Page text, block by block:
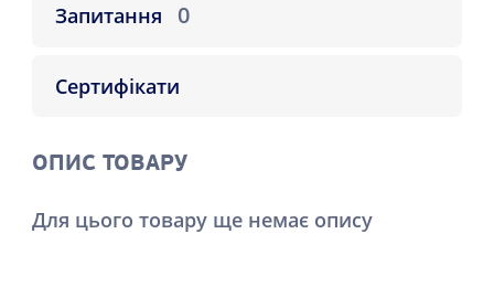
Запитання 0
Сертифікати
ОПИС ТОВАРУ
Для цього товару ще немає опису